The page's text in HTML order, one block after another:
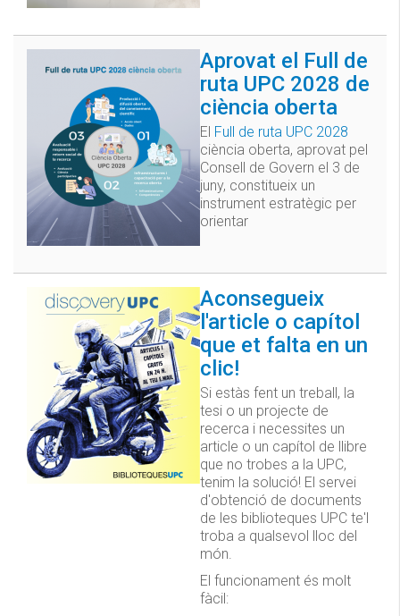
Aprovat el Full de
ruta UPC 2028 de
ciència oberta
El Full de ruta UPC 2028
ciència oberta, aprovat pel
Consell de Govern el 3 de
juny, constitueix un
instrument estratègic per
orientar
Aconsegueix
l'article o capítol
que et falta en un
clic!
Si estàs fent un treball, la
tesi o un projecte de
recerca i necessites un
article o un capítol de llibre
que no trobes a la UPC,
tenim la solució! El servei
d'obtenció de documents
de les biblioteques UPC te'l
troba a qualsevol lloc del
món.
El funcionament és molt
fàcil: